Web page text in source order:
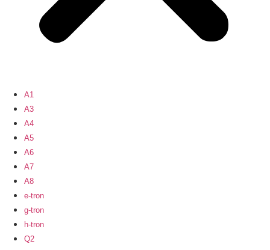
A1
A3
A4
A5
A6
A7
A8
e-tron
g-tron
h-tron
Q2